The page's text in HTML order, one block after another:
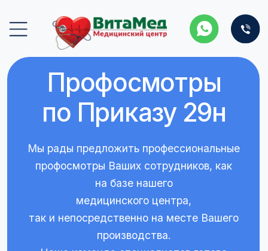
Мы рады предложить профессиональные
на базе нашего
медицинского центра,
так и непосредственно на месте Вашего
производства.
Наша команда специалистов готова
провести комплексные медицинские
осмотры с соблюдением
высоких стандартов и требований, в
Профосмотры
по Приказу 29н